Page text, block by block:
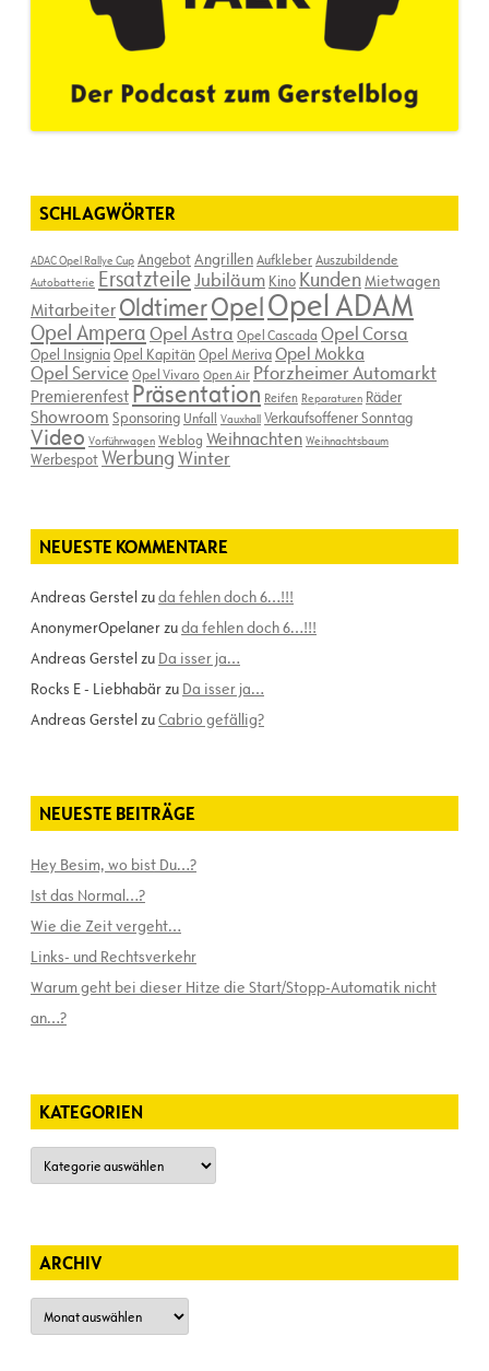
SCHLAGWÖRTER
ADAC Opel Rallye Cup AngebotAngrillenAufkleberAuszubildende
Autobatterie ErsatzteileJubiläum Kino KundenMietwagen
Mitarbeiter OldtimerOpelOpel ADAM
Opel AmperaOpel Astra Opel Cascada Opel Corsa
Opel InsigniaOpel Kapitän Opel MerivaOpel Mokka
Opel ServiceOpel Vivaro Open Air Pforzheimer Automarkt
Premierenfest Präsentation Reifen Reparaturen Räder
Showroom Sponsoring Unfall Vauxhall Verkaufsoffener Sonntag
Video Vorführwagen Weblog Weihnachten Weihnachtsbaum
WerbespotWerbungWinter
NEUESTE KOMMENTARE
Andreas Gerstel zuda fehlen doch 6…!!!
AnonymerOpelanerzuda fehlen doch 6…!!!
Andreas Gerstel zu Da isser ja…
Rocks E - Liebhabärzu Da isser ja…
Andreas Gerstel zuCabrio gefällig?
NEUESTE BEITRÄGE
Hey Besim, wo bist Du…?
Ist das Normal…?
Wie die Zeit vergeht…
Links- und Rechtsverkehr
Warum geht bei dieser Hitze die Start/Stopp-Automatik nicht
an…?
KATEGORIEN
Kategorien
ARCHIV
Archiv